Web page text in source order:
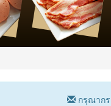
กรุณากร